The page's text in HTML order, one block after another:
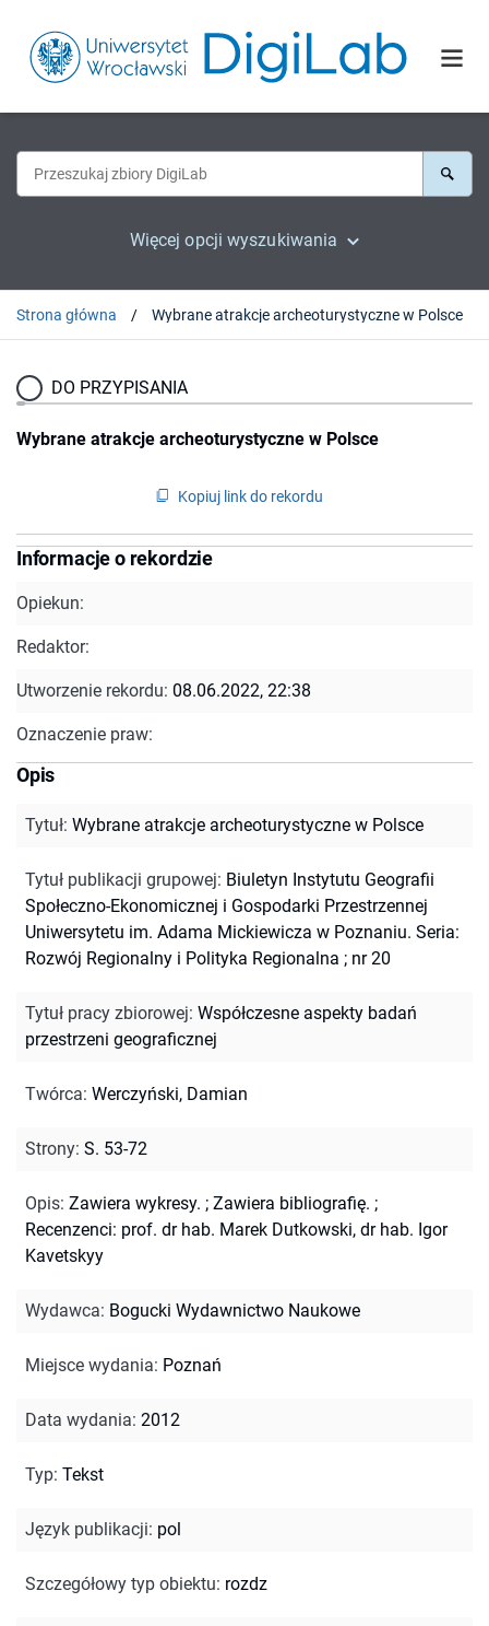
Więcej opcji wyszukiwania
Strona główna Wybrane atrakcje archeoturystyczne w Polsce
DO PRZYPISANIA
Wybrane atrakcje archeoturystyczne w Polsce
Kopiuj link do rekordu
Informacje o rekordzie
Opiekun:
Redaktor:
Utworzenie rekordu: 08.06.2022, 22:38
Oznaczenie praw:
Opis
Tytuł: Wybrane atrakcje archeoturystyczne w Polsce
Tytuł publikacji grupowej: Biuletyn Instytutu Geografii
Społeczno-Ekonomicznej i Gospodarki Przestrzennej
Uniwersytetu im. Adama Mickiewicza w Poznaniu. Seria:
Rozwój Regionalny i Polityka Regionalna ; nr 20
Tytuł pracy zbiorowej: Współczesne aspekty badań
przestrzeni geograficznej
Twórca: Werczyński, Damian
Strony: S. 53-72
Opis: Zawiera wykresy. ; Zawiera bibliografię. ;
Recenzenci: prof. dr hab. Marek Dutkowski, dr hab. Igor
Kavetskyy
Wydawca: Bogucki Wydawnictwo Naukowe
Miejsce wydania: Poznań
Data wydania: 2012
Typ: Tekst
Język publikacji: pol
Szczegółowy typ obiektu: rozdz